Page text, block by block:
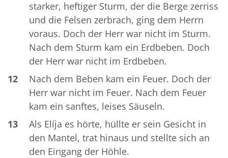
starker, heftiger Sturm, der die Berge zerriss
und die Felsen zerbrach, ging dem Herrn
voraus. Doch der Herr war nicht im Sturm.
Nach dem Sturm kam ein Erdbeben. Doch
der Herr war nicht im Erdbeben.
12
Nach dem Beben kam ein Feuer. Doch der
Herr war nicht im Feuer. Nach dem Feuer
kam ein sanftes, leises Säuseln.
13
Als Elíja es hörte, hüllte er sein Gesicht in
den Mantel, trat hinaus und stellte sich an
den Eingang der Höhle.